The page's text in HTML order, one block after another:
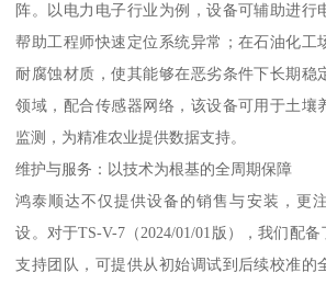
阵。以电力电子行业为例，设备可辅助进行
帮助工程师快速定位系统异常；在石油化工
耐腐蚀材质，使其能够在恶劣条件下长期稳
领域，配合传感器网络，该设备可用于土壤
监测，为精准农业提供数据支持。
维护与服务：以技术为根基的全周期保障
鸿泰顺达不仅提供设备的销售与安装，更
设。对于TS-V-7（2024/01/01版），我们配
支持团队，可提供从初始调试到后续校准的